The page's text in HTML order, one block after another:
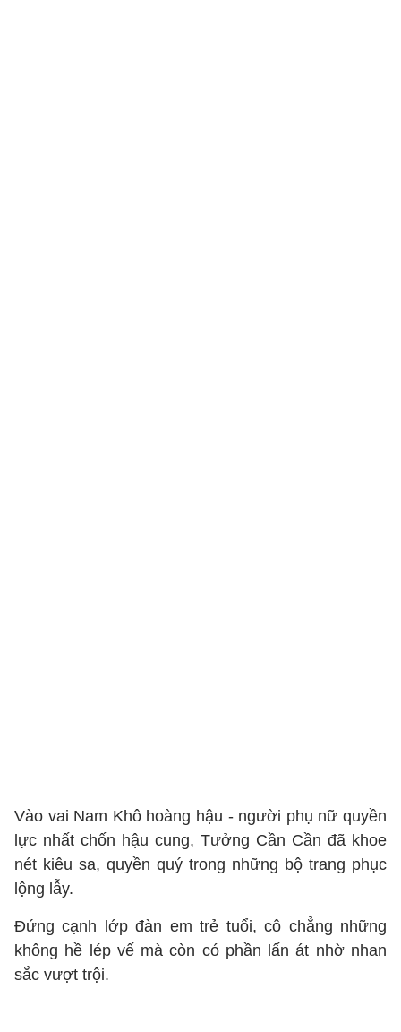
Vào vai Nam Khô hoàng hậu - người phụ nữ quyền
lực nhất chốn hậu cung, Tưởng Cần Cần đã khoe
nét kiêu sa, quyền quý trong những bộ trang phục
lộng lẫy.
Đứng cạnh lớp đàn em trẻ tuổi, cô chẳng những
không hề lép vế mà còn có phần lấn át nhờ nhan
sắc vượt trội.